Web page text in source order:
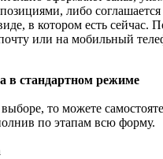
либо соглашается
в котором есть сейчас.
или на мобильный
в стандартном режиме
то можете
по этапам всю форму.